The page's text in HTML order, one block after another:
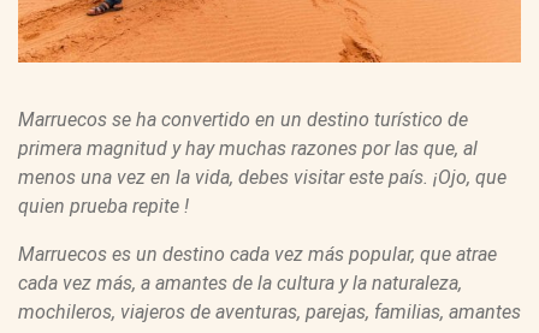
Marruecos se ha convertido en un destino turístico de
primera magnitud y hay muchas razones por las que, al
menos una vez en la vida, debes visitar este país. ¡Ojo, que
quien prueba repite !
Marruecos es un destino cada vez más popular, que atrae
cada vez más, a amantes de la cultura y la naturaleza,
mochileros, viajeros de aventuras, parejas, familias, amantes